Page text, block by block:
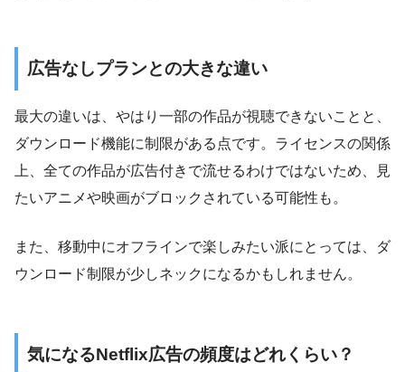
広告なしプランとの大きな違い
最大の違いは、やはり一部の作品が視聴できないことと、
ダウンロード機能に制限がある点です。ライセンスの関係
上、全ての作品が広告付きで流せるわけではないため、見
たいアニメや映画がブロックされている可能性も。
また、移動中にオフラインで楽しみたい派にとっては、ダ
ウンロード制限が少しネックになるかもしれません。
気になるNetflix広告の頻度はどれくらい？